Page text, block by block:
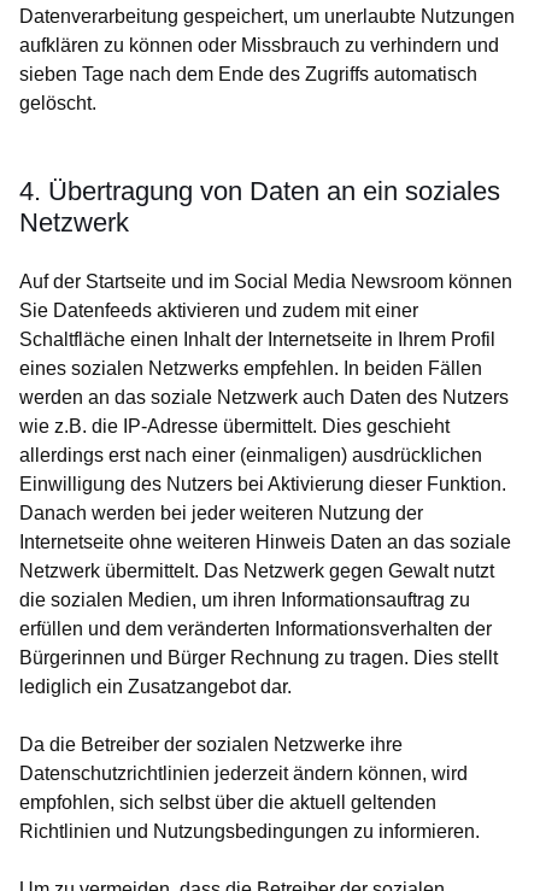
Datenverarbeitung gespeichert, um unerlaubte Nutzungen
aufklären zu können oder Missbrauch zu verhindern und
sieben Tage nach dem Ende des Zugriffs automatisch
gelöscht.
4. Übertragung von Daten an ein soziales
Netzwerk
Auf der Startseite und im Social Media Newsroom können
Sie Datenfeeds aktivieren und zudem mit einer
Schaltfläche einen Inhalt der Internetseite in Ihrem Profil
eines sozialen Netzwerks empfehlen. In beiden Fällen
werden an das soziale Netzwerk auch Daten des Nutzers
wie z.B. die IP-Adresse übermittelt. Dies geschieht
allerdings erst nach einer (einmaligen) ausdrücklichen
Einwilligung des Nutzers bei Aktivierung dieser Funktion.
Danach werden bei jeder weiteren Nutzung der
Internetseite ohne weiteren Hinweis Daten an das soziale
Netzwerk übermittelt. Das Netzwerk gegen Gewalt nutzt
die sozialen Medien, um ihren Informationsauftrag zu
erfüllen und dem veränderten Informationsverhalten der
Bürgerinnen und Bürger Rechnung zu tragen. Dies stellt
lediglich ein Zusatzangebot dar.
Da die Betreiber der sozialen Netzwerke ihre
Datenschutzrichtlinien jederzeit ändern können, wird
empfohlen, sich selbst über die aktuell geltenden
Richtlinien und Nutzungsbedingungen zu informieren.